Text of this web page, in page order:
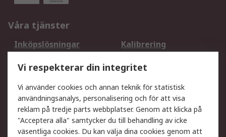
Våra tjänster
Inköpslösningar
Kalibrering
DesignSpark
Teknisk Support
Ditt lokala säljteam
Exportlösningar
Support
Få hjälp
Retur av varor
Vi respekterar din integritet
Vi använder cookies och annan teknik för statistisk
användningsanalys, personalisering och för att visa
reklam på tredje parts webbplatser. Genom att klicka på
"Acceptera alla" samtycker du till behandling av icke
väsentliga cookies. Du kan välja dina cookies genom att